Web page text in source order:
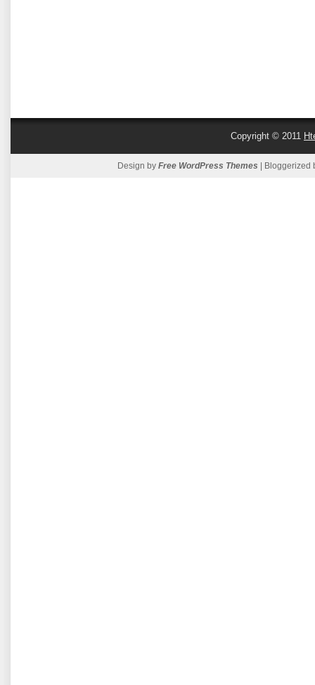
Copyright © 2011
Design by Free WordPress Themes | Bloggerized